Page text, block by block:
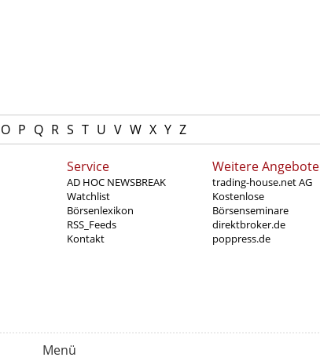
O P Q R S T U V W X Y Z
Service
AD HOC NEWSBREAK
Watchlist
Börsenlexikon
RSS_Feeds
Kontakt
Weitere Angebote
trading-house.net AG
Kostenlose
Börsenseminare
direktbroker.de
poppress.de
Menü